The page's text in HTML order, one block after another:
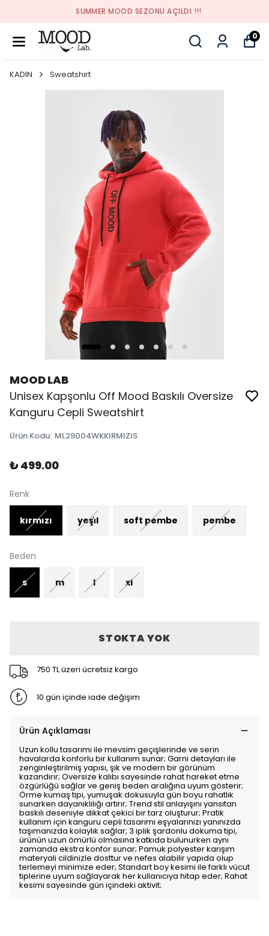
SUMMER MOOD SEZONU AÇILDI !!!
0
KADIN Sweatshirt
MOOD LAB
Unisex Kapşonlu Off Mood Baskılı Oversize
Kanguru Cepli Sweatshirt
Ürün Kodu: ML29004WKKIRMIZIS
₺ 499.00
Renk
kırmızı yeşi̇l soft pembe pembe
Beden
s m l xl
STOKTA YOK
750 TL üzeri ücretsiz kargo
10 gün içinde iade değişim
Ürün Açıklaması
Uzun kollu tasarımı ile mevsim geçişlerinde ve serin
havalarda konforlu bir kullanım sunar; Garni detayları ile
zenginleştirilmiş yapısı, şık ve modern bir görünüm
kazandırır; Oversize kalıbı sayesinde rahat hareket etme
özgürlüğü sağlar ve geniş beden aralığına uyum gösterir;
Örme kumaş tipi, yumuşak dokusuyla gün boyu rahatlık
sunarken dayanıklılığı artırır; Trend stil anlayışını yansıtan
baskılı deseniyle dikkat çekici bir tarz oluşturur; Pratik
kullanım için kanguru cepli tasarımı eşyalarınızı yanınızda
taşımanızda kolaylık sağlar; 3 iplik şardonlu dokuma tipi,
ürünün uzun ömürlü olmasına katkıda bulunurken aynı
zamanda ekstra konfor sunar; Pamuk polyester karışım
materyali cildinizle dosttur ve nefes alabilir yapıda olup
terlemeyi minimize eder; Standart boy kesimi ile farklı vücut
tiplerine uyum sağlayarak her kullanıcıya hitap eder; Rahat
kesimi sayesinde gün içindeki aktivit;